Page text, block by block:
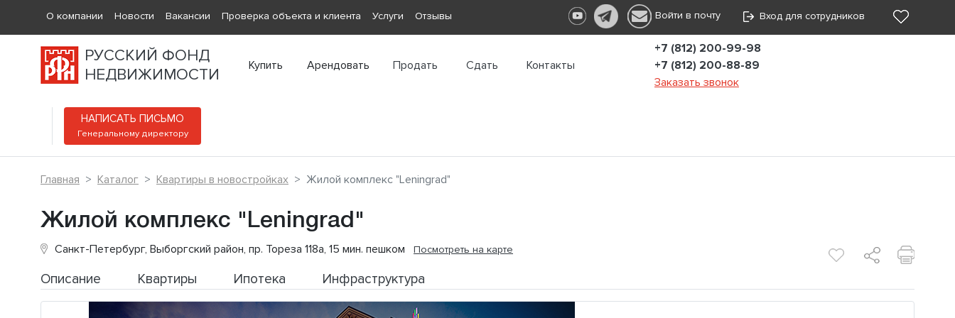
О компании Новости Вакансии Проверка объекта и клиента Услуги Отзывы Войти в почту Вход для сотрудников
РУССКИЙ ФОНД
НЕДВИЖИМОСТИ
Купить Арендовать Продать Сдать Контакты
+7 (812) 200-99-98
+7 (812) 200-88-89
Заказать звонок
НАПИСАТЬ ПИСЬМО
Генеральному директору
Главная Каталог Квартиры в новостройках Жилой комплекс "Leningrad"
Жилой комплекс "Leningrad"
Санкт-Петербург, Выборгский район, пр. Тореза 118а, 15 мин. пешком Посмотреть на карте
Описание Квартиры Ипотека Инфраструктура